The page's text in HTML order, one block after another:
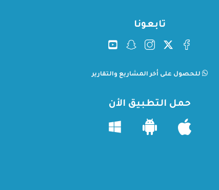
تابعونا
للحصول على أخر المشاريع والتقارير
حمل التطبيق الأن